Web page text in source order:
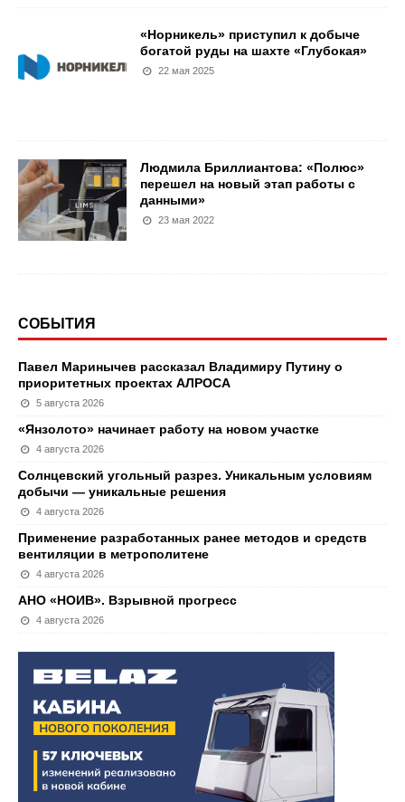
«Норникель» приступил к добыче
богатой руды на шахте «Глубокая»
22 мая 2025
Людмила Бриллиантова: «Полюс»
перешел на новый этап работы с
данными»
23 мая 2022
СОБЫТИЯ
Павел Маринычев рассказал Владимиру Путину о
приоритетных проектах АЛРОСА
5 августа 2026
«Янзолото» начинает работу на новом участке
4 августа 2026
Солнцевский угольный разрез. Уникальным условиям
добычи — уникальные решения
4 августа 2026
Применение разработанных ранее методов и средств
вентиляции в метрополитене
4 августа 2026
АНО «НОИВ». Взрывной прогресс
4 августа 2026